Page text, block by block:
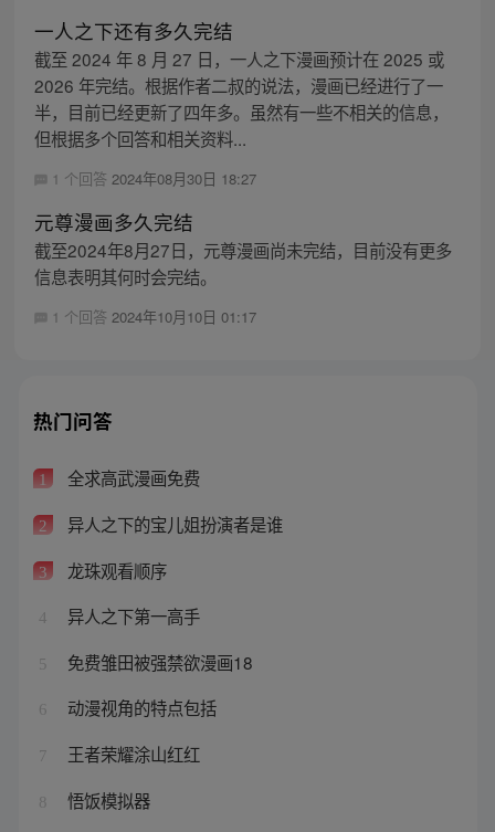
一人之下还有多久完结
截至 2024 年 8 月 27 日，一人之下漫画预计在 2025 或
2026 年完结。根据作者二叔的说法，漫画已经进行了一
半，目前已经更新了四年多。虽然有一些不相关的信息，
但根据多个回答和相关资料...
1 个回答 2024年08月30日 18:27
元尊漫画多久完结
截至2024年8月27日，元尊漫画尚未完结，目前没有更多
信息表明其何时会完结。
1 个回答 2024年10月10日 01:17
热门问答
1 全求高武漫画免费
2 异人之下的宝儿姐扮演者是谁
3 龙珠观看顺序
4 异人之下第一高手
5 免费雏田被强禁欲漫画18
6 动漫视角的特点包括
7 王者荣耀涂山红红
8 悟饭模拟器